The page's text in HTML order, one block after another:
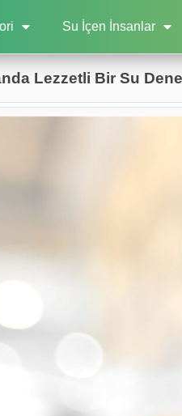
Su İçen İnsanlar
Lezzetli Bir Su